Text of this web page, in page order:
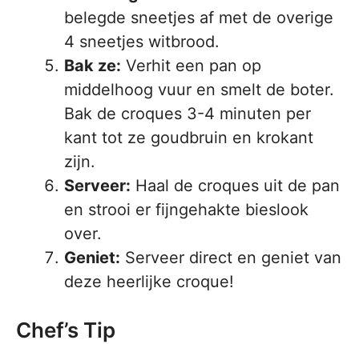
belegde sneetjes af met de overige
4 sneetjes witbrood.
Bak ze: Verhit een pan op
middelhoog vuur en smelt de boter.
Bak de croques 3-4 minuten per
kant tot ze goudbruin en krokant
zijn.
Serveer: Haal de croques uit de pan
en strooi er fijngehakte bieslook
over.
Geniet: Serveer direct en geniet van
deze heerlijke croque!
Chef’s Tip